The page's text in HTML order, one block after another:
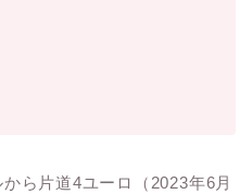
ら片道4ユーロ（2023年6月